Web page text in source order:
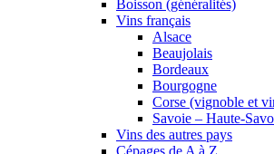
Boisson (généralités)
Vins français
Alsace
Beaujolais
Bordeaux
Bourgogne
Corse (vignoble et
Savoie – Haute-
Vins des autres pays